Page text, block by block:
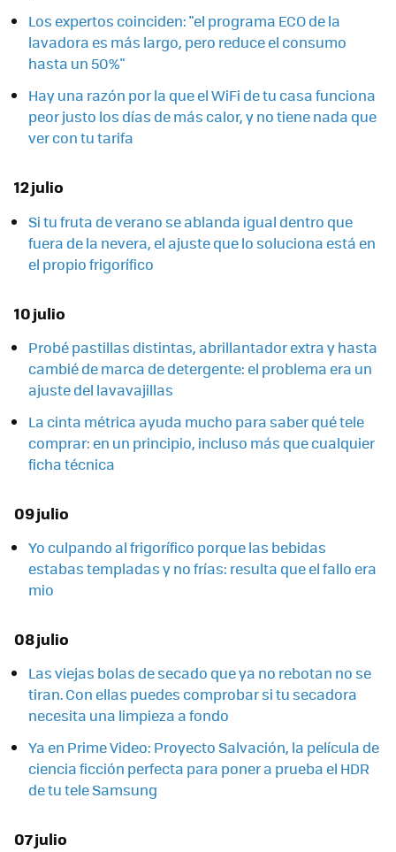
Los expertos coinciden: "el programa ECO de la
lavadora es más largo, pero reduce el consumo
hasta un 50%"
Hay una razón por la que el WiFi de tu casa funciona
peor justo los días de más calor, y no tiene nada que
ver con tu tarifa
12 julio
Si tu fruta de verano se ablanda igual dentro que
fuera de la nevera, el ajuste que lo soluciona está en
el propio frigorífico
10 julio
Probé pastillas distintas, abrillantador extra y hasta
cambié de marca de detergente: el problema era un
ajuste del lavavajillas
La cinta métrica ayuda mucho para saber qué tele
comprar: en un principio, incluso más que cualquier
ficha técnica
09 julio
Yo culpando al frigorífico porque las bebidas
estabas templadas y no frías: resulta que el fallo era
mio
08 julio
Las viejas bolas de secado que ya no rebotan no se
tiran. Con ellas puedes comprobar si tu secadora
necesita una limpieza a fondo
Ya en Prime Video: Proyecto Salvación, la película de
ciencia ficción perfecta para poner a prueba el HDR
de tu tele Samsung
07 julio